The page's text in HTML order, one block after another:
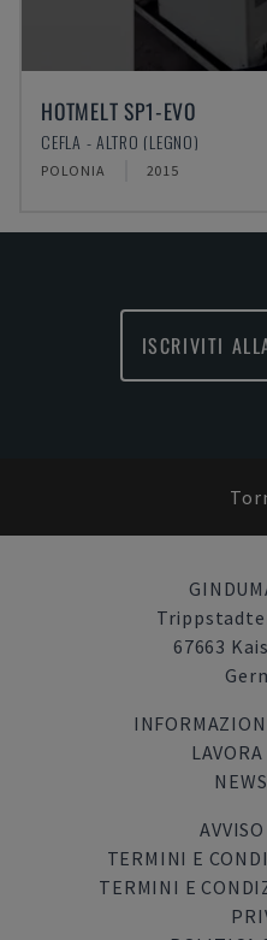
HOTMELT SP1-EVO
CEFLA - ALTRO (LEGNO)
POLONIA 2015
ISCRIVITI
67663
TERMINI E
TERMINI E